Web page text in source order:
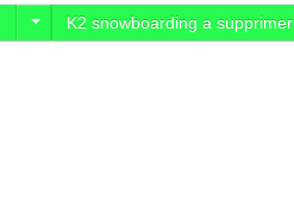
K2 snowboarding a supprimer